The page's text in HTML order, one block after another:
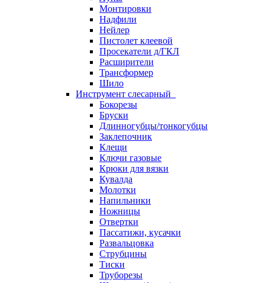
Монтировки
Надфили
Нейлер
Пистолет клеевой
Просекатели д/ГКЛ
Расширители
Трансформер
Шило
Инструмент слесарный
Бокорезы
Бруски
Длинногубцы/тонкогубцы
Заклепочник
Клещи
Ключи газовые
Крюки для вязки
Кувалда
Молотки
Напильники
Ножницы
Отвертки
Пассатижи, кусачки
Развальцовка
Струбцины
Тиски
Труборезы